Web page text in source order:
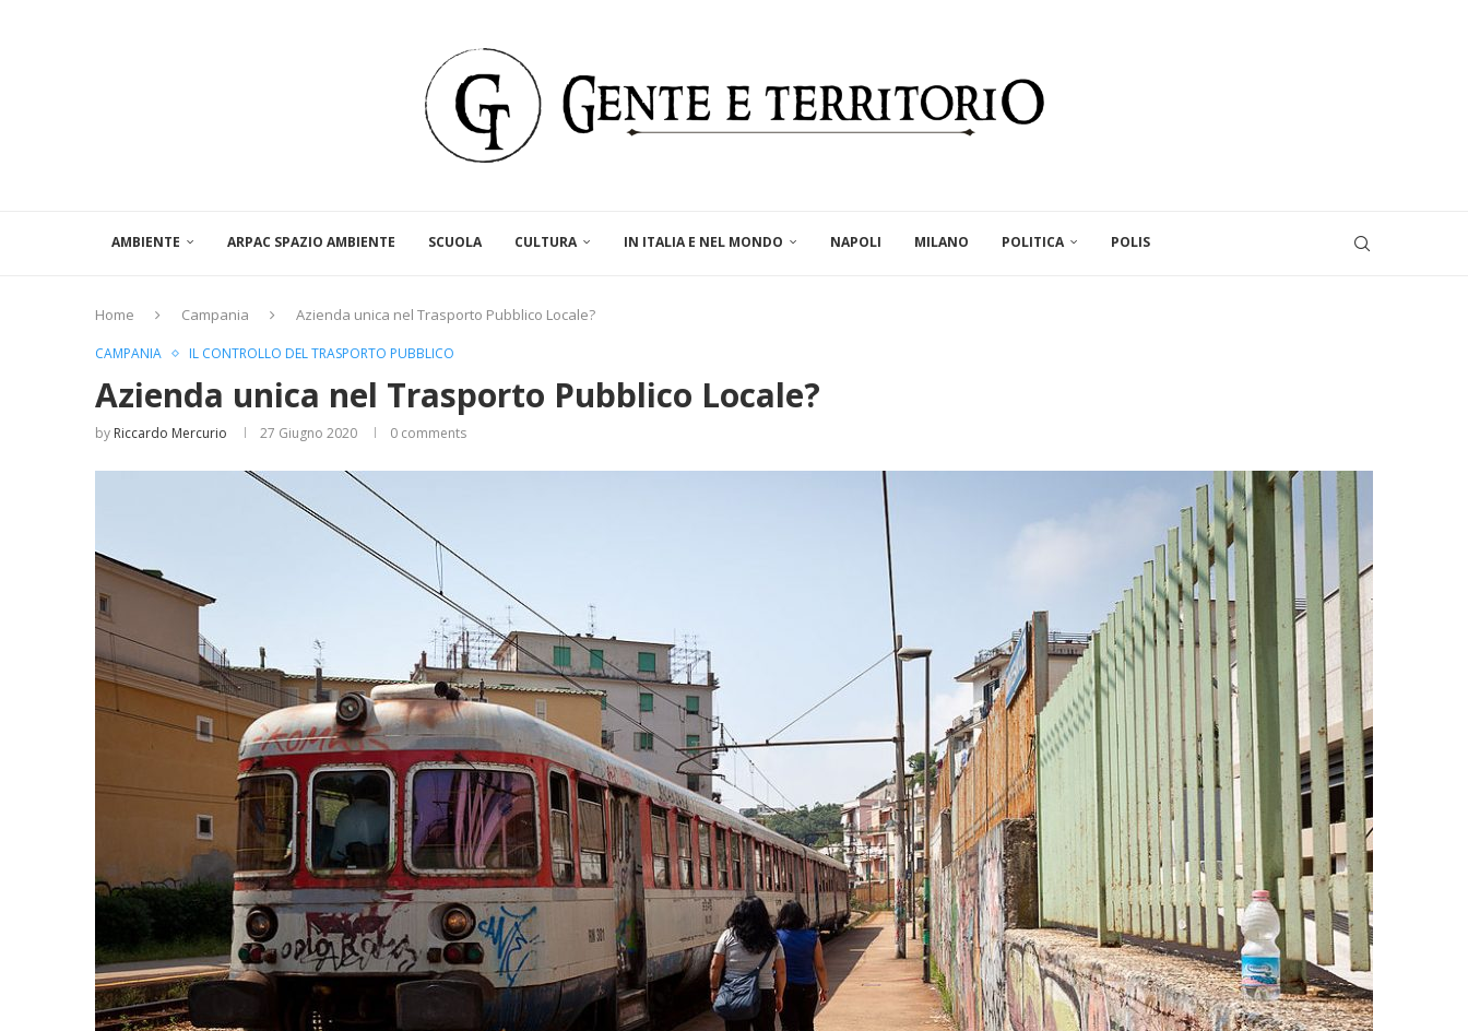
AMBIENTE ARPAC SPAZIO AMBIENTE SCUOLA CULTURA IN ITALIA E NEL MONDO NAPOLI MILANO POLITICA POLIS
Home Campania Azienda unica nel Trasporto Pubblico Locale?
CAMPANIA IL CONTROLLO DEL TRASPORTO PUBBLICO
Azienda unica nel Trasporto Pubblico Locale?
by Riccardo Mercurio 27 Giugno 2020 0 comments